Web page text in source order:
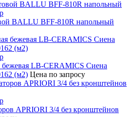
BALLU BFF-810R напольный
бежевая LB-CERAMICS Сиена
(м2) Цена по запросу
APRIORI 3/4 без кронштейнов